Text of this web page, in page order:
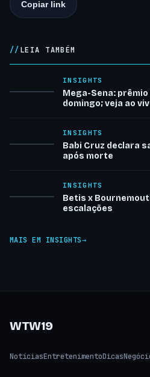
Copiar link
LEIA TAMBÉM
INSIGHTS
Mega-Sena: prêmio
domingo; veja ao
INSIGHTS
Babi Cruz declara
após morte
INSIGHTS
Betis x
escalações
MAIS EM INSIGHTS
WTW19
NotíciasEntretenimentoDicas